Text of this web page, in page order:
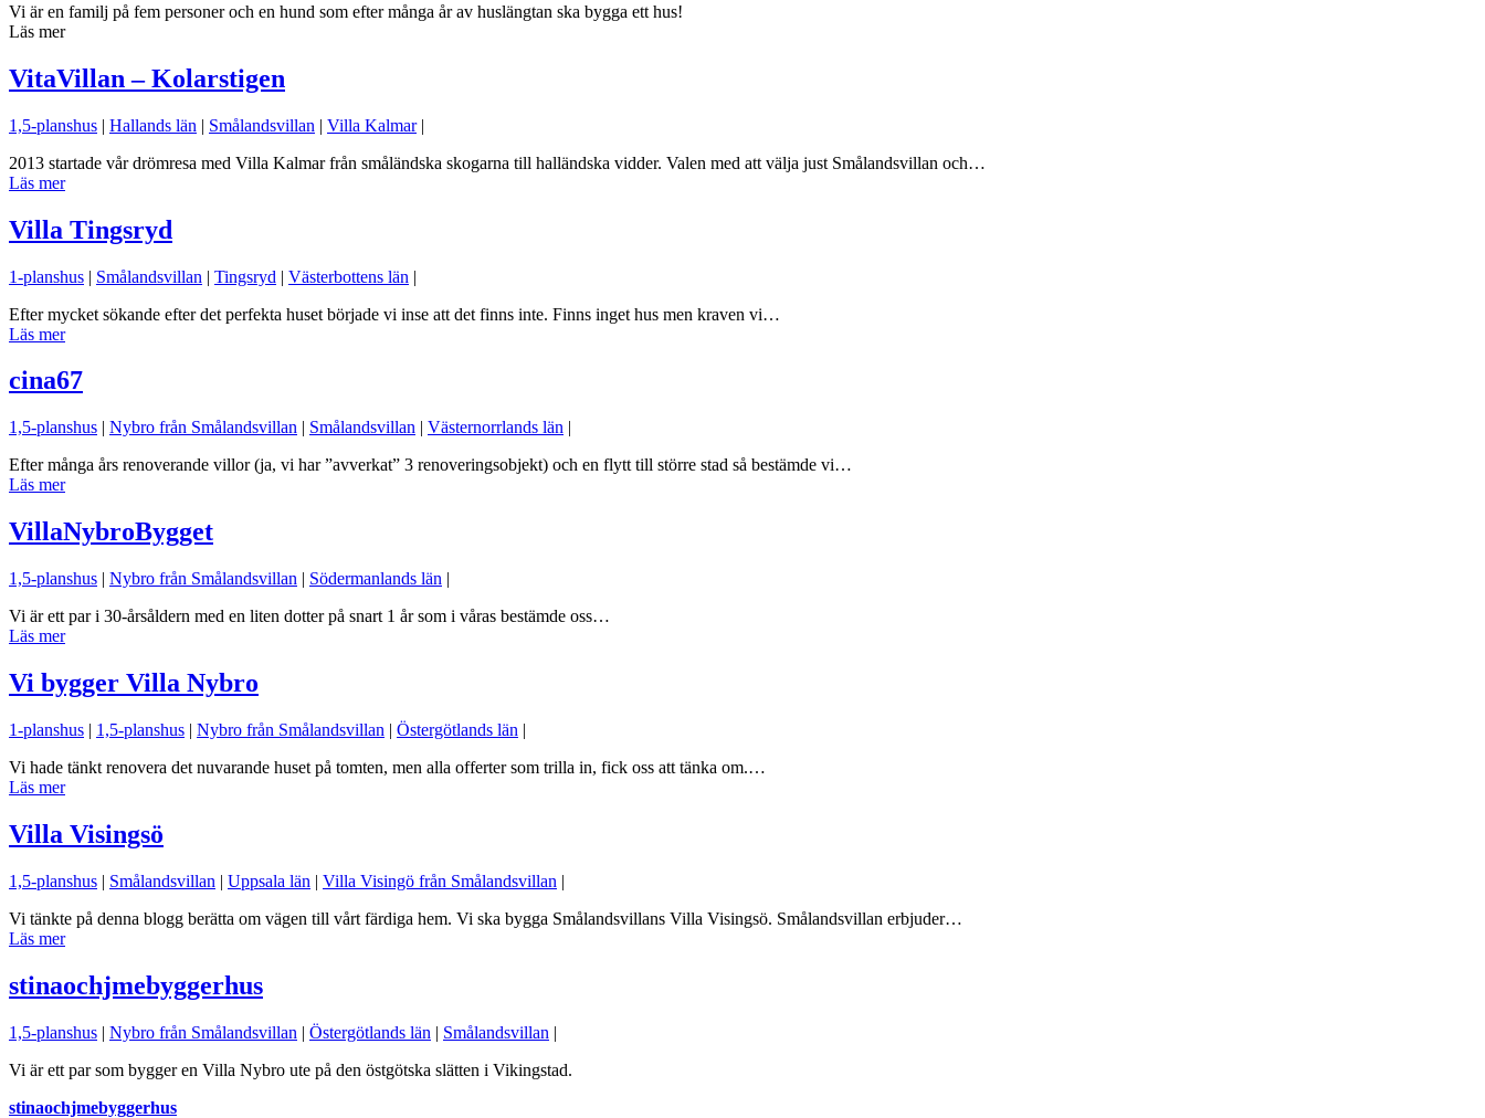
Vi är en familj på fem personer och en hund som efter många år av huslängtan ska bygga ett hus!
Läs mer
VitaVillan – Kolarstigen
1,5-planshus | Hallands län | Smålandsvillan | Villa Kalmar |
2013 startade vår drömresa med Villa Kalmar från småländska skogarna till halländska vidder. Valen med att välja just Smålandsvillan och…
Läs mer
Villa Tingsryd
1-planshus | Smålandsvillan | Tingsryd | Västerbottens län |
Efter mycket sökande efter det perfekta huset började vi inse att det finns inte. Finns inget hus men kraven vi…
Läs mer
cina67
1,5-planshus | Nybro från Smålandsvillan | Smålandsvillan | Västernorrlands län |
Efter många års renoverande villor (ja, vi har ”avverkat” 3 renoveringsobjekt) och en flytt till större stad så bestämde vi…
Läs mer
VillaNybroBygget
1,5-planshus | Nybro från Smålandsvillan | Södermanlands län |
Vi är ett par i 30-årsåldern med en liten dotter på snart 1 år som i våras bestämde oss…
Läs mer
Vi bygger Villa Nybro
1-planshus | 1,5-planshus | Nybro från Smålandsvillan | Östergötlands län |
Vi hade tänkt renovera det nuvarande huset på tomten, men alla offerter som trilla in, fick oss att tänka om.…
Läs mer
Villa Visingsö
1,5-planshus | Smålandsvillan | Uppsala län | Villa Visingö från Smålandsvillan |
Vi tänkte på denna blogg berätta om vägen till vårt färdiga hem. Vi ska bygga Smålandsvillans Villa Visingsö. Smålandsvillan erbjuder…
Läs mer
stinaochjmebyggerhus
1,5-planshus | Nybro från Smålandsvillan | Östergötlands län | Smålandsvillan |
Vi är ett par som bygger en Villa Nybro ute på den östgötska slätten i Vikingstad.
stinaochjmebyggerhus